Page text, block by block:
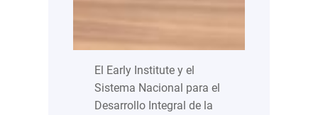
El Early Institute y el
Sistema Nacional para el
Desarrollo Integral de la